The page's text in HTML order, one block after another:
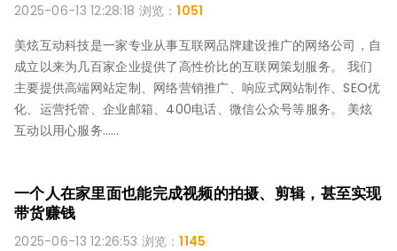
2025-06-13 12:28:18 浏览：1051
美炫互动科技是一家专业从事互联网品牌建设推广的网络公司，自
成立以来为几百家企业提供了高性价比的互联网策划服务。 我们
主要提供高端网站定制、网络营销推广、响应式网站制作、SEO优
化、运营托管、企业邮箱、400电话、微信公众号等服务。 美炫
互动以用心服务……
一个人在家里面也能完成视频的拍摄、剪辑，甚至实现
带货赚钱
2025-06-13 12:26:53 浏览：1145